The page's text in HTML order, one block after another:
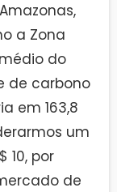
a Zona
do
de carbono
em 163,8
um
10, por
de